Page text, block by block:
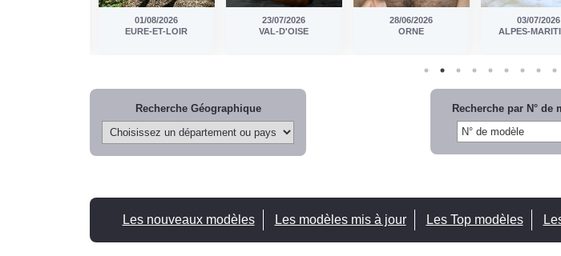
23/07/2026
VAL-D'OISE
28/06/2026
ORNE
03/07/2026
ALPES-MARITIMES
12/07/2026
SAINT
Recherche Géographique Recherche par N° de
Les nouveaux modèles Les modèles mis à jour Les Top modèles